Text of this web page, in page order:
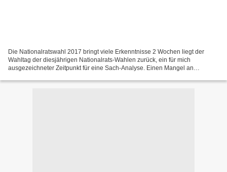
Die Nationalratswahl 2017 bringt viele Erkenntnisse 2 Wochen liegt der
Wahltag der diesjährigen Nationalrats-Wahlen zurück, ein für mich
ausgezeichneter Zeitpunkt für eine Sach-Analyse. Einen Mangel an